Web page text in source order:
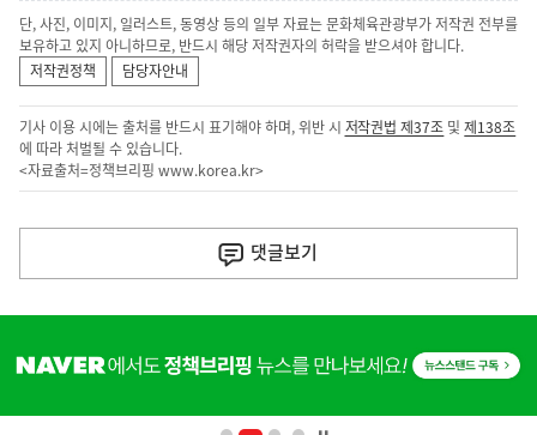
단, 사진, 이미지, 일러스트, 동영상 등의 일부 자료는 문화체육관광부가 저작권 전부를
보유하고 있지 아니하므로, 반드시 해당 저작권자의 허락을 받으셔야 합니다.
저작권정책
담당자안내
기사 이용 시에는 출처를 반드시 표기해야 하며, 위반 시 저작권법 제37조 및제138조
에 따라 처벌될 수 있습니다.
<자료출처=정책브리핑 www.korea.kr>
다
음
기
댓글보기
단